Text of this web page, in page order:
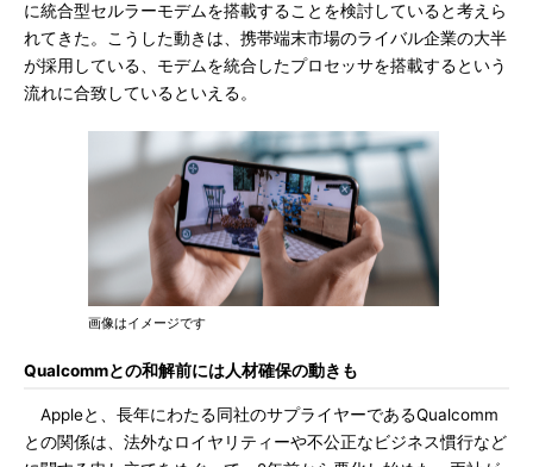
に統合型セルラーモデムを搭載することを検討していると考えら
れてきた。こうした動きは、携帯端末市場のライバル企業の大半
が採用している、モデムを統合したプロセッサを搭載するという
流れに合致しているといえる。
画像はイメージです
Qualcommとの和解前には人材確保の動きも
Appleと、長年にわたる同社のサプライヤーであるQualcomm
との関係は、法外なロイヤリティーや不公正なビジネス慣行など